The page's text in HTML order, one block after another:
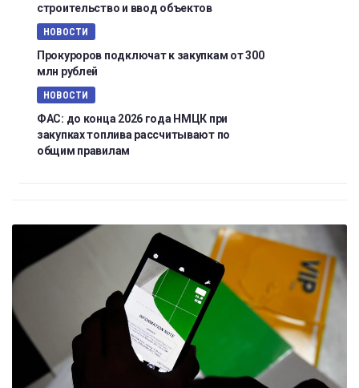
строительство и ввод объектов
НОВОСТИ
Прокуроров подключат к закупкам от 300
млн рублей
НОВОСТИ
ФАС: до конца 2026 года НМЦК при
закупках топлива рассчитывают по
общим правилам